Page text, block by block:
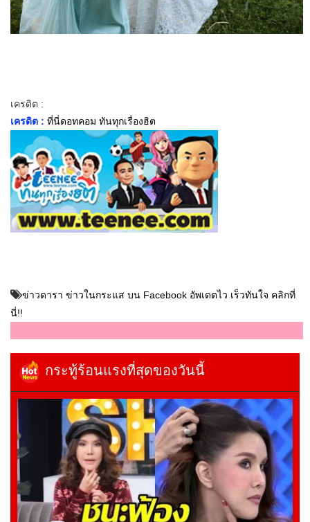
เครดิต :
เครดิต : ที่นี่ดอทคอม ทันทุกเรื่องฮิต
ข่าวดารา ข่าวในกระแส บน Facebook อัพเดตไว เร็วทันใจ คลิกที่
นี่!!
กระทู้ร้อนแรงที่สุดของวันนี้